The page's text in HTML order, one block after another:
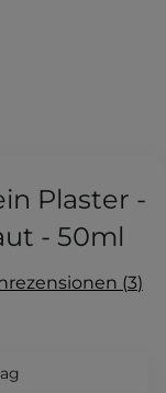
Plaster -
- 50ml
3